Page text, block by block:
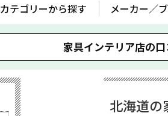
カテゴリーから探す メーカー／
家具インテリア店の
北海道の